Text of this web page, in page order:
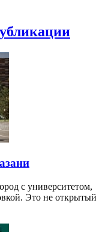
с университетом,
Это не открытый